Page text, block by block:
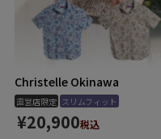
Christelle Okinawa
直営店限定 スリムフィット
¥20,900税込